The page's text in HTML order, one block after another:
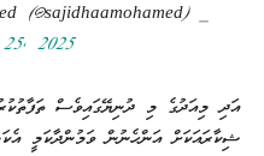
— First Lady Sajidha Mohamed (@sajidhaamohamed)
2025
އަދި މިއަދުގެ މި ދުނިޔޭގައިވެސް
ޝިކާރައަކަށް އަންހެނުން ވަމުންދާކަމީ